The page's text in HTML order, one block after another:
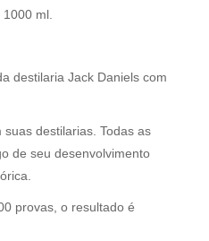
ml.
destilaria Jack Daniels com
destilarias. Todas as
de seu desenvolvimento
provas, o resultado é